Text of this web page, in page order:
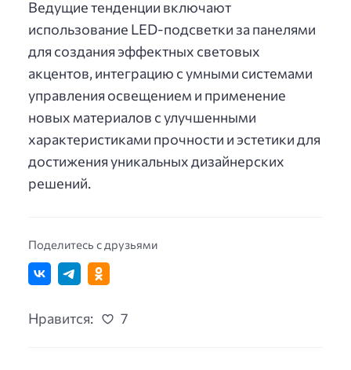
Ведущие тенденции включают
использование LED-подсветки за панелями
для создания эффектных световых
акцентов, интеграцию с умными системами
управления освещением и применение
новых материалов с улучшенными
характеристиками прочности и эстетики для
достижения уникальных дизайнерских
решений.
Поделитесь с друзьями
Нравится: 7